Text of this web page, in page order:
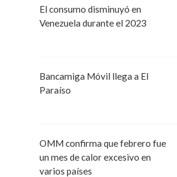
El consumo disminuyó en
Venezuela durante el 2023
Bancamiga Móvil llega a El
Paraíso
OMM confirma que febrero fue
un mes de calor excesivo en
varios países